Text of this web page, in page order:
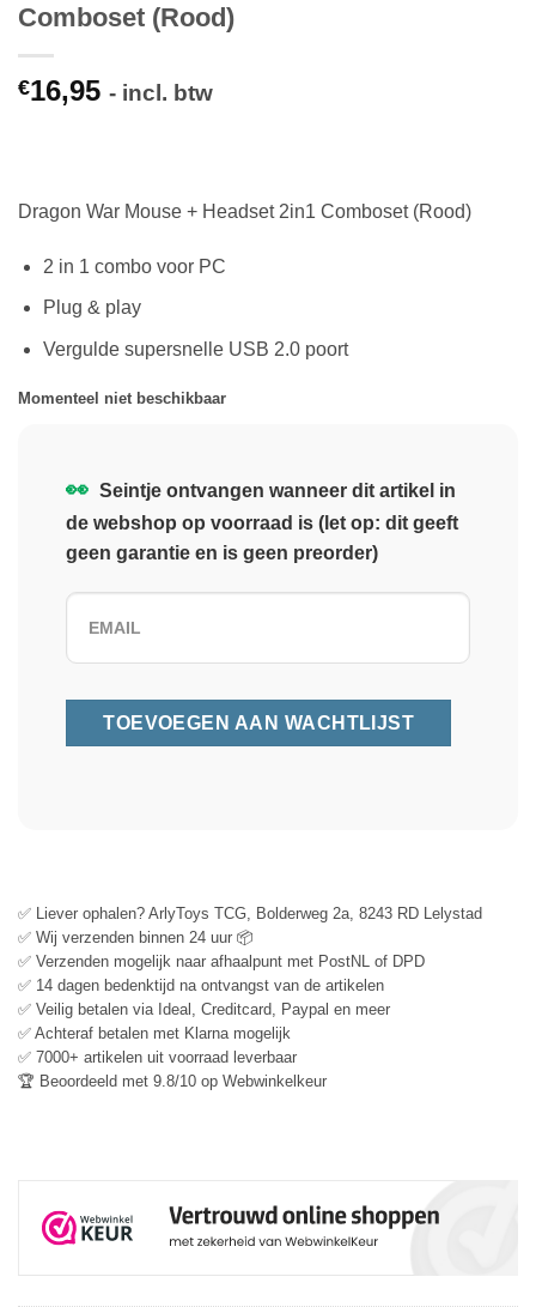
Comboset (Rood)
€16,95 - incl. btw
Dragon War Mouse + Headset 2in1 Comboset (Rood)
2 in 1 combo voor PC
Plug & play
Vergulde supersnelle USB 2.0 poort
Momenteel niet beschikbaar
👀 Seintje ontvangen wanneer dit artikel in
de webshop op voorraad is (let op: dit geeft
geen garantie en is geen preorder)
✅ Liever ophalen? ArlyToys TCG, Bolderweg 2a, 8243 RD Lelystad
✅ Wij verzenden binnen 24 uur 📦
✅ Verzenden mogelijk naar afhaalpunt met PostNL of DPD
✅ 14 dagen bedenktijd na ontvangst van de artikelen
✅ Veilig betalen via Ideal, Creditcard, Paypal en meer
✅ Achteraf betalen met Klarna mogelijk
✅ 7000+ artikelen uit voorraad leverbaar
🏆 Beoordeeld met 9.8/10 op Webwinkelkeur